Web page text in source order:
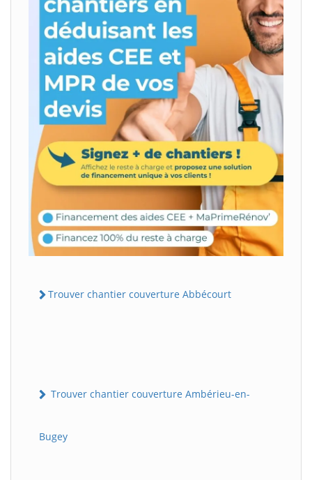
Trouver chantier couverture Abbécourt
Trouver chantier couverture Ambérieu-en-
Bugey